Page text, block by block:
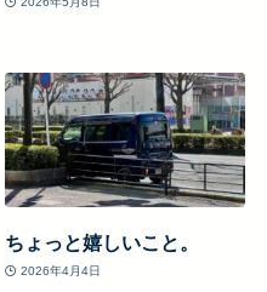
ちょっと嬉しいこと。
2026年4月4日